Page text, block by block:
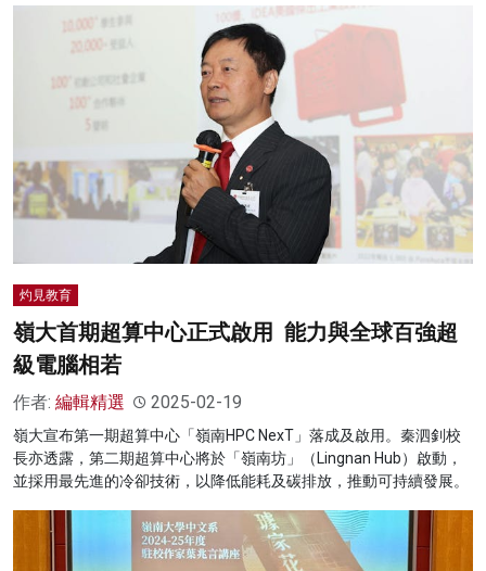
灼見教育
嶺大首期超算中心正式啟用 能力與全球百強超
級電腦相若
作者: 編輯精選 2025-02-19
嶺大宣布第一期超算中心「嶺南HPC NexT」落成及啟用。秦泗釗校
長亦透露，第二期超算中心將於「嶺南坊」（Lingnan Hub）啟動，
並採用最先進的冷卻技術，以降低能耗及碳排放，推動可持續發展。